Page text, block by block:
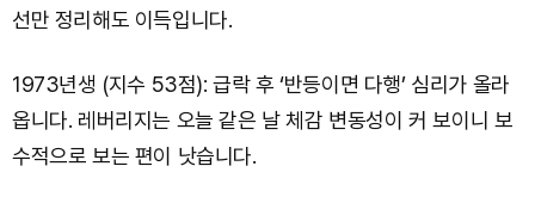
선만 정리해도 이득입니다.
1973년생 (지수 53점): 급락 후 ‘반등이면 다행’ 심리가 올라
옵니다. 레버리지는 오늘 같은 날 체감 변동성이 커 보이니 보
수적으로 보는 편이 낫습니다.